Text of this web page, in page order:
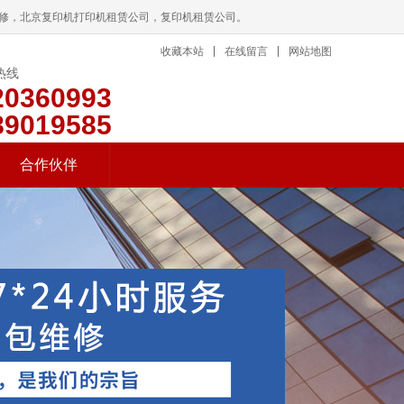
北京复印机打印机租赁公司，复印机租赁公司。
收藏本站 在线留言 网站地图
线
合作伙伴